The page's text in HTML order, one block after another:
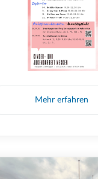
Mehr erfahren